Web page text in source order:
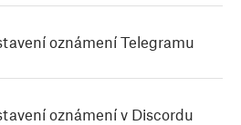
oznámení Telegramu
oznámení v Discordu